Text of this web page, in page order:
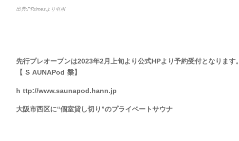
出典:PRtimesより引用
先行プレオープンは2023年2月上旬より公式HPより予約受付となります。
【 S AUNAPod 槃】
h ttp://www.saunapod.hann.jp
大阪市西区に“個室貸し切り”のプライベートサウナ